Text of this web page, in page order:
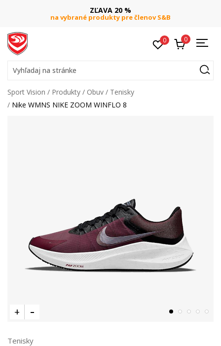
ZĽAVA 20 %
na vybrané produkty pre členov S&B
0 0
Vyhľadaj na stránke
Sport Vision Produkty Obuv
Tenisky
Nike WMNS NIKE ZOOM WINFLO 8
Tenisky